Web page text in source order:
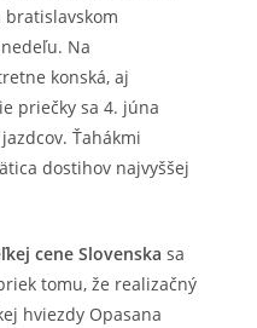
bratislavskom
Na
konská, aj
priečky sa 4. júna
Ťahákmi
dostihov najvyššej
cene Slovenska sa
tomu, že realizačný
hviezdy Opasana